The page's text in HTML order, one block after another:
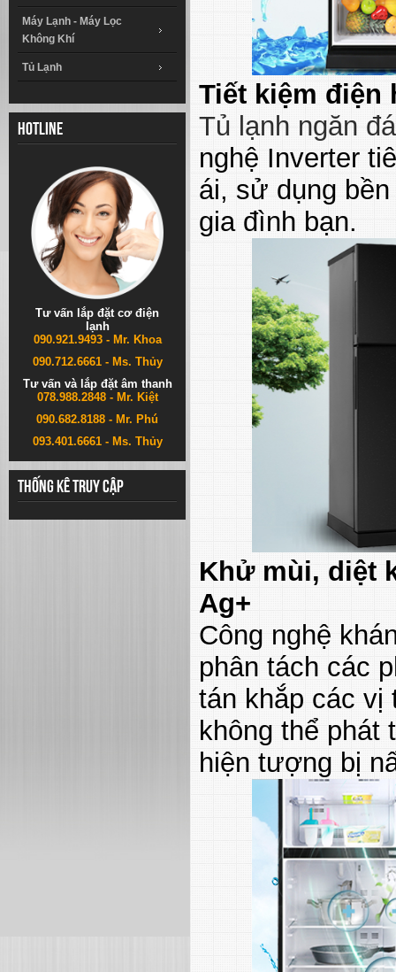
Máy Lạnh - Máy Lọc
Không Khí
Tủ Lạnh
Hotline
Tư vấn lắp đặt cơ điện
lạnh
090.921.9493 - Mr. Khoa
090.712.6661 - Ms. Thủy
Tư vấn và lắp đặt âm thanh
078.988.2848 - Mr. Kiệt
090.682.8188 - Mr. Phú
093.401.6661 - Ms. Thủy
Thống kê truy cập
Tiết kiệm
Tủ lạnh ngăn
nghệ Inverter
ái, sử dụng
gia đình bạn.
Khử mùi, diệt
Ag+
Công nghệ
phân tách các
tán khắp các vị
không thể phát
hiện tượng bị